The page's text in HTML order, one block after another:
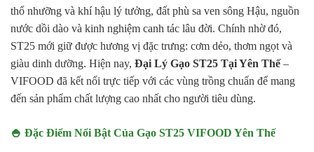
thổ nhưỡng và khí hậu lý tưởng, đất phù sa ven sông Hậu, nguồn
nước dồi dào và kinh nghiệm canh tác lâu đời. Chính nhờ đó,
ST25 mới giữ được hương vị đặc trưng: cơm dẻo, thơm ngọt và
giàu dinh dưỡng. Hiện nay, Đại Lý Gạo ST25 Tại Yên Thế–
VIFOOD đã kết nối trực tiếp với các vùng trồng chuẩn để mang
đến sản phẩm chất lượng cao nhất cho người tiêu dùng.
🍚 Đặc Điểm Nổi Bật Của Gạo ST25 VIFOOD Yên Thế